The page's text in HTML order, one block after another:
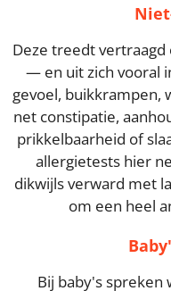
Deze treedt
— en uit zich vooral
gevoel, buikkrampen,
net constipatie,
prikkelbaarheid of
allergietests hier
dikwijls verward met
om een heel
Bij baby's spreken